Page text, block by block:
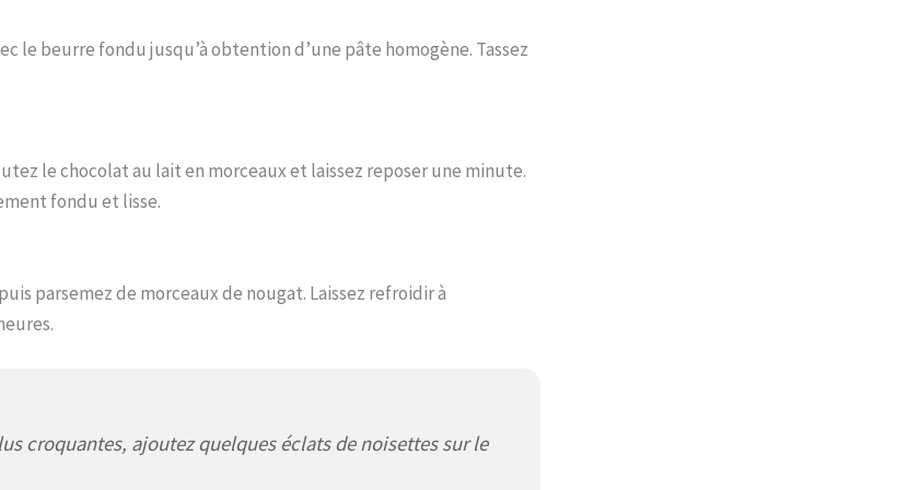
le beurre fondu jusqu’à obtention d’une pâte homogène. Tassez
le chocolat au lait en morceaux et laissez reposer une minute.
fondu et lisse.
parsemez de morceaux de nougat. Laissez refroidir à
croquantes, ajoutez quelques éclats de noisettes sur le